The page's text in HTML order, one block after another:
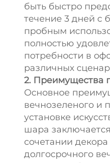
быть быстро
течение 3 дней с
пробным
полностью
потребности в
различных
2. Преимущества
Основное
вечнозеленого и
установке
шара
сочетании
долгосрочного